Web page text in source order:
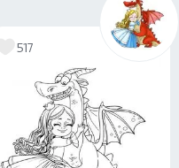
517